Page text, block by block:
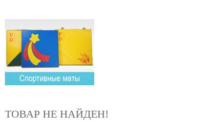
ТОВАР НЕ НАЙДЕН!